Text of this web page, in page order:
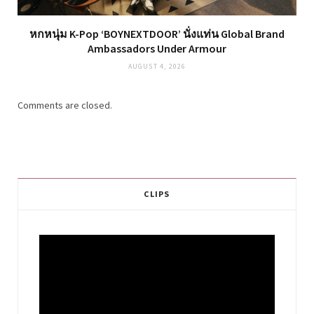
หกหนุ่ม K-Pop ‘BOYNEXTDOOR’ นั่งแท่น Global Brand
Ambassadors Under Armour
AUGUST 4, 2026
Comments are closed.
CLIPS